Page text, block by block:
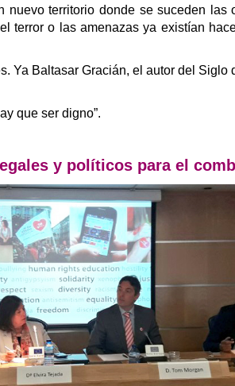
nuevo territorio donde se suceden
terror o las amenazas ya existían
Ya Baltasar Gracián, el autor del
que ser digno”.
y políticos para el